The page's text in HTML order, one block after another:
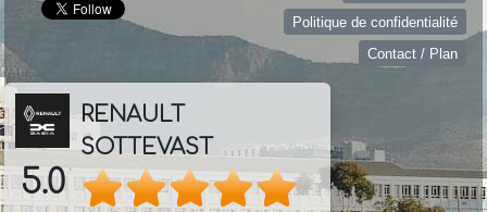
Politique de confidentialité
Contact / Plan
5.0
RENAULT
SOTTEVAST